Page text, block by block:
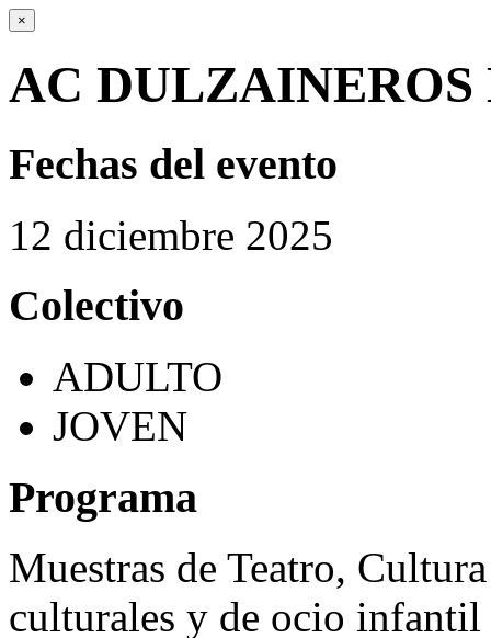
×
AC DULZAINEROS
Fechas del evento
12 diciembre 2025
Colectivo
ADULTO
JOVEN
Programa
Muestras de Teatro,
culturales y de ocio infantil